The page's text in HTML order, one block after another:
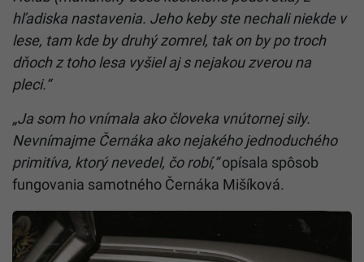
hľadiska nastavenia. Jeho keby ste nechali niekde v
lese, tam kde by druhý zomrel, tak on by po troch
dňoch z toho lesa vyšiel aj s nejakou zverou na
pleci.“
„Ja som ho vnímala ako človeka vnútornej sily.
Nevnímajme Černáka ako nejakého jednoduchého
primitíva, ktorý nevedel, čo robí,“opísala spôsob
fungovania samotného Černáka Mišíková.